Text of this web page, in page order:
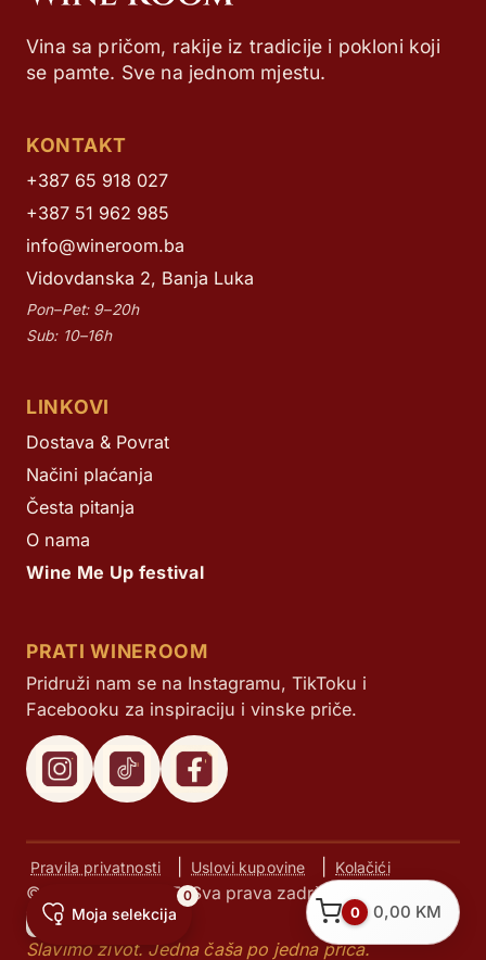
0 0,00 KM
Vina sa pričom, rakije iz tradicije i pokloni koji
se pamte. Sve na jednom mjestu.
KONTAKT
+387 65 918 027
+387 51 962 985
info@wineroom.ba
Vidovdanska 2, Banja Luka
Pon–Pet: 9–20h
Sub: 10–16h
LINKOVI
Dostava & Povrat
Načini plaćanja
Česta pitanja
O nama
Wine Me Up festival
PRATI WINEROOM
Pridruži nam se na Instagramu, TikToku i
Facebooku za inspiraciju i vinske priče.
Pravila privatnosti Uslovi kupovine Kolačići
© Next d.o.o. 2025. Sva prava zadržana.
Slavimo život. Jedna čaša po jedna priča.
Moja selekcija
0